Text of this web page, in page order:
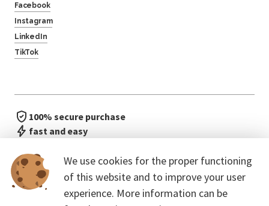
We use cookies for the proper functioning
of this website and to improve your user
experience. More information can be
Facebook
Instagram
LinkedIn
TikTok
100% secure purchase
fast and easy